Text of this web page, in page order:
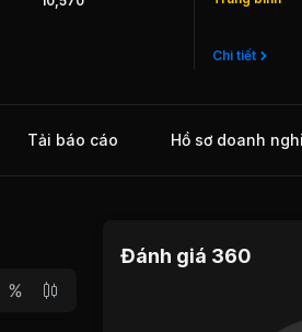
Chi tiết
Tải báo cáo Hồ sơ doanh
Đánh giá 360